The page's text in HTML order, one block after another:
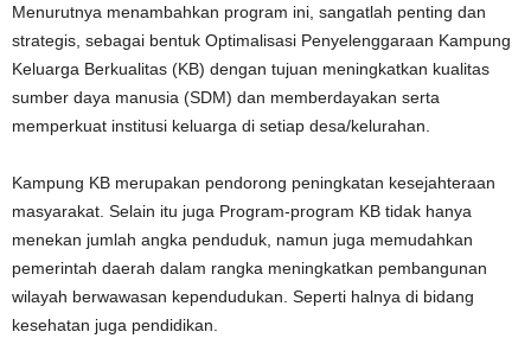
Menurutnya menambahkan program ini, sangatlah penting dan
strategis, sebagai bentuk Optimalisasi Penyelenggaraan Kampung
Keluarga Berkualitas (KB) dengan tujuan meningkatkan kualitas
sumber daya manusia (SDM) dan memberdayakan serta
memperkuat institusi keluarga di setiap desa/kelurahan.
Kampung KB merupakan pendorong peningkatan kesejahteraan
masyarakat. Selain itu juga Program-program KB tidak hanya
menekan jumlah angka penduduk, namun juga memudahkan
pemerintah daerah dalam rangka meningkatkan pembangunan
wilayah berwawasan kependudukan. Seperti halnya di bidang
kesehatan juga pendidikan.